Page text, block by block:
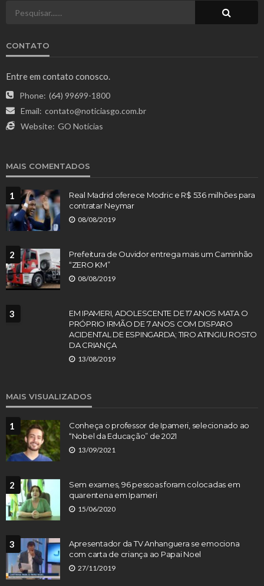
CONTATO
Entre em contato conosco.
Phone: (64) 99699-1800
Email: contato@noticiasgo.com.br
Website: GO Notícias
MAIS COMENTADOS
1
Real Madrid oferece Modric e R$ 536 milhões para
contratar Neymar
08/08/2019
2
Prefeitura de Ouvidor entrega mais um Caminhão
“ZERO KM”
08/08/2019
3
EM IPAMERI, ADOLESCENTE DE 17 ANOS MATA O
PRÓPRIO IRMÃO DE 7 ANOS COM DISPARO
ACIDENTAL DE ESPINGARDA; TIRO ATINGIU ROSTO
DA CRIANÇA
13/08/2019
MAIS VISUALIZADOS
1
Conheça o professor de Ipameri, selecionado ao
“Nobel da Educação” de 2021
13/09/2021
2
Sem exames, 96 pessoas foram colocadas em
quarentena em Ipameri
15/06/2020
3
Apresentador da TV Anhanguera se emociona
com carta de criança ao Papai Noel
27/11/2019